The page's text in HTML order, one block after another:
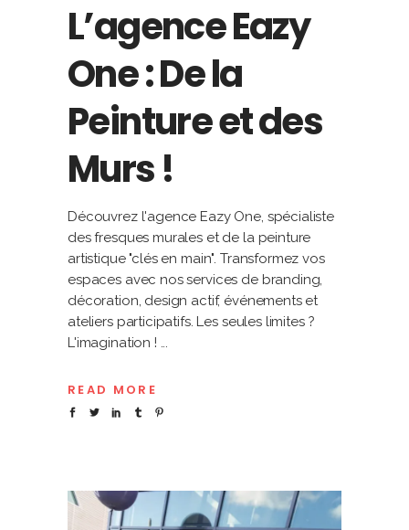
L’agence Eazy
One : De la
Peinture et des
Murs !
Découvrez l'agence Eazy One, spécialiste
des fresques murales et de la peinture
artistique "clés en main". Transformez vos
espaces avec nos services de branding,
décoration, design actif, événements et
ateliers participatifs. Les seules limites ?
L'imagination !
READ MORE